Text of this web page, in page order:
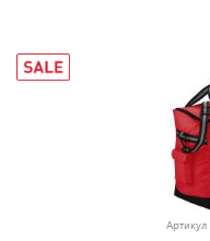
Артикул